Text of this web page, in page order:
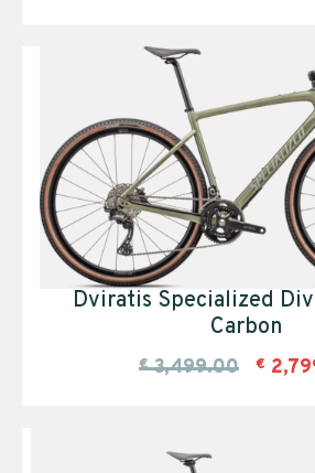
Dviratis Specialized
Carbon
€ 3,499.00 €